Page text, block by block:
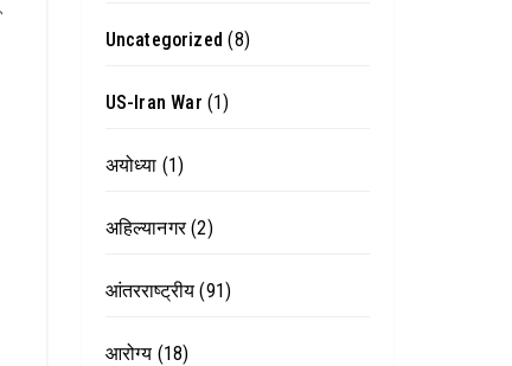
Uncategorized (8)
US-Iran War (1)
अयोध्या (1)
अहिल्यानगर(2)
आंतरराष्ट्रीय (91)
आरोग्य (18)